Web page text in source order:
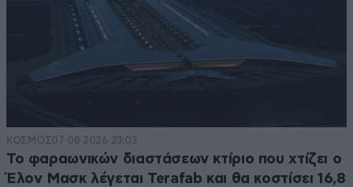
ΚΟΣΜΟΣ07·08·2026 23:03
Το φαραωνικών διαστάσεων κτίριο που χτίζει ο
Έλον Μασκ λέγεται Terafab και θα κοστίσει 16,8